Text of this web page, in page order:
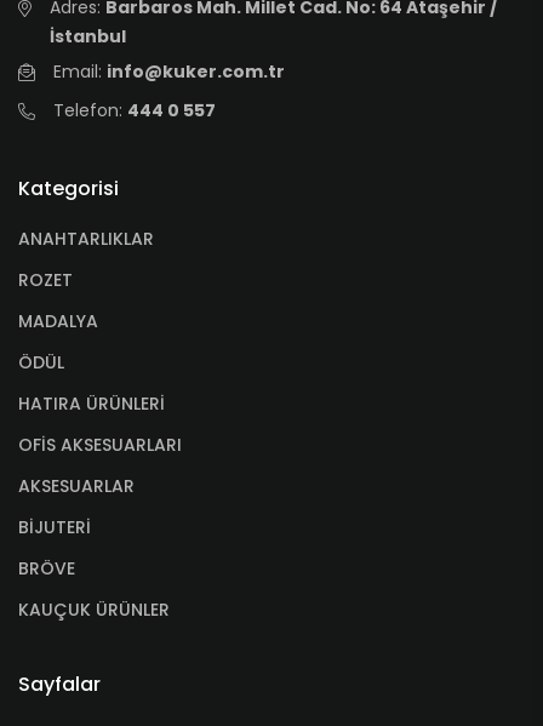
Adres: Barbaros Mah. Millet Cad. No: 64 Ataşehir /
İstanbul
Email: info@kuker.com.tr
Telefon: 444 0 557
Kategorisi
ANAHTARLIKLAR
ROZET
MADALYA
ÖDÜL
HATIRA ÜRÜNLERİ
OFİS AKSESUARLARI
AKSESUARLAR
BİJUTERİ
BRÖVE
KAUÇUK ÜRÜNLER
Sayfalar